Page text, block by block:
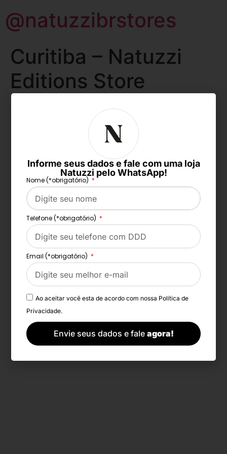
@natuzzibrstores
Curitiba – Natuzzi
Editions Store
Todos os direitos reservados
Informe seus dados e fale com uma loja
Natuzzi pelo WhatsApp!
Nome (*obrigatório)
Telefone (*obrigatório)
Email (*obrigatório)
Ao aceitar você esta de acordo com nossa Política de
Privacidade.
Envie seus dados e fale agora!